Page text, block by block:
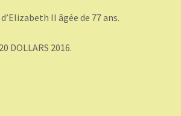
II âgée de 77 ans.
DOLLARS 2016.